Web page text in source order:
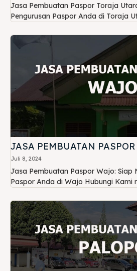
Jasa Pembuatan Paspor Toraja
Pengurusan Paspor Anda di Toraja
JASA PEMBUATAN
Juli 8, 2024
Jasa Pembuatan Paspor Wajo: Siap
Paspor Anda di Wajo Hubungi Kami